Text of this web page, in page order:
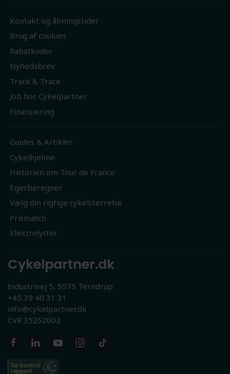
Kontakt og åbningstider
Brug af cookies
Rabatkoder
Nyhedsbrev
Track & Trace
Job hos Cykelpartner
Finansiering
Guides & Artikler
Cykelhjelme
Historien om Tour de France
Egerberegner
Vælg din rigtige cykelstørrelse
Prismatch
Elektrolytter
Cykelpartner.dk
Industrivej 5, 9575 Terndrup
+45 39 40 31 31
info@cykelpartner.dk
CVR 35252002